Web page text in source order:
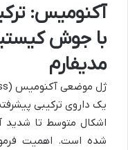
آکنومیس:
با جوش
مدیفارم
ژل موضعی آکنومیس (Acnomiss) از
یک داروی ترکیبی
اشکال متوسط تا شدید
شده است. اهمیت